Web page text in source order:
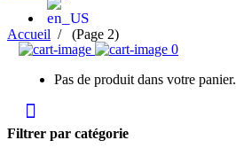
0
Pas de produit dans votre panier.
Accueil / (Page 2)
Filtrer par catégorie